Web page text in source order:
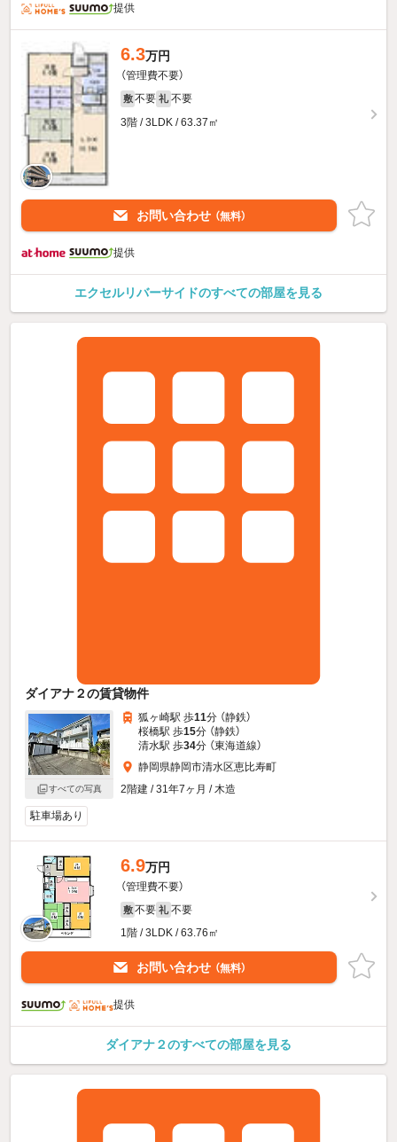
提供
6.3万円
（管理費不要）
敷 不要 礼 不要
3階 / 3LDK / 63.37㎡
お問い合わせ （無料）
提供
エクセルリバーサイドのすべての部屋を見る
ダイアナ２の賃貸物件
すべての写真
狐ヶ崎駅 歩11分 （静鉄）
桜橋駅 歩15分 （静鉄）
清水駅 歩34分 （東海道線）
静岡県静岡市清水区恵比寿町
2階建 / 31年7ヶ月 / 木造
駐車場あり
6.9万円
（管理費不要）
敷 不要 礼 不要
1階 / 3LDK / 63.76㎡
お問い合わせ （無料）
提供
ダイアナ２のすべての部屋を見る